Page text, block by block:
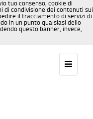
tuo consenso, cookie di
condivisione dei contenuti sui
il tracciamento di servizi di
in un punto qualsiasi dello
questo banner, invece,